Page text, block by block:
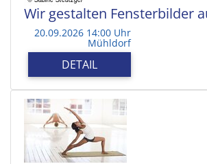
Wir gestalten Fensterbilder
20.09.2026 14:00 Uhr
Mühldorf
DETAIL